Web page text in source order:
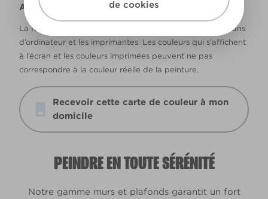
de cookies
Avertissement
La façon dont les couleurs s’affichent varie selon les écrans
d’ordinateur et les imprimantes. Les couleurs qui s’affichent
à l’écran et les couleurs imprimées peuvent ne pas
correspondre à la couleur réelle de la peinture.
Recevoir cette carte de couleur à mon
domicile
PEINDRE EN TOUTE SÉRÉNITÉ
Notre gamme murs et plafonds garantit un fort